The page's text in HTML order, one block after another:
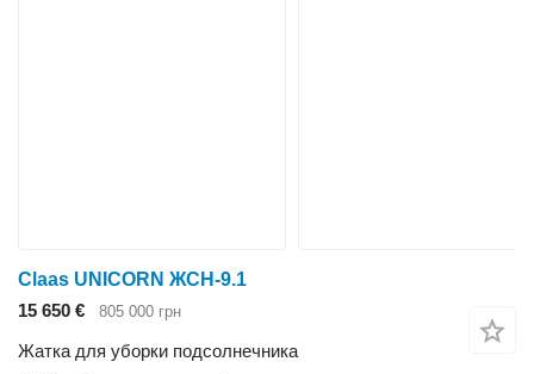
Claas UNICORN ЖСН-9.1
15 650 €
805 000 грн
Жатка для уборки подсолнечника